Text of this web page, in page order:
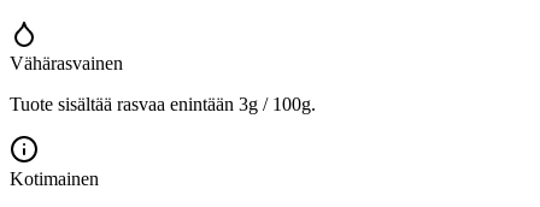
Vähärasvainen
Tuote sisältää rasvaa enintään 3g / 100g.
Kotimainen